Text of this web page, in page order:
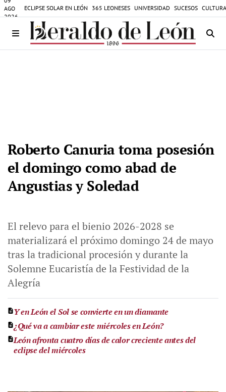
AGO
2026
ECLIPSE SOLAR EN LEÓN 365 LEONESES UNIVERSIDAD SUCESOS
Roberto Canuria toma posesión
el domingo como abad de
Angustias y Soledad
El relevo para el bienio 2026-2028 se
materializará el próximo domingo 24 de mayo
tras la tradicional procesión y durante la
Solemne Eucaristía de la Festividad de la
Alegría
Y en León el Sol se convierte en un diamante
¿Qué va a cambiar este miércoles en León?
León afronta cuatro días de calor creciente antes del
eclipse del miércoles